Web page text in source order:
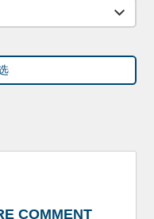
COMMENT